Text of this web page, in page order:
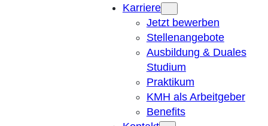
Karriere
Jetzt bewerben
Stellenangebote
Ausbildung & Duales
Studium
Praktikum
KMH als Arbeitgeber
Benefits